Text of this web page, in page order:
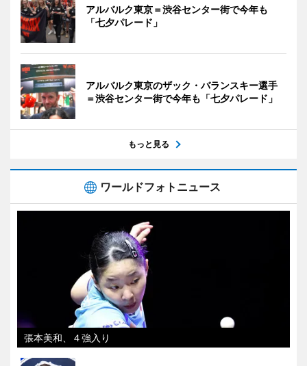
アルバルク東京＝渋谷センター街で今年も
「七夕パレード」
アルバルク東京のザック・バランスキー選手
＝渋谷センター街で今年も「七夕パレード」
もっと見る
ワールドフォトニュース
張本美和、４強入り